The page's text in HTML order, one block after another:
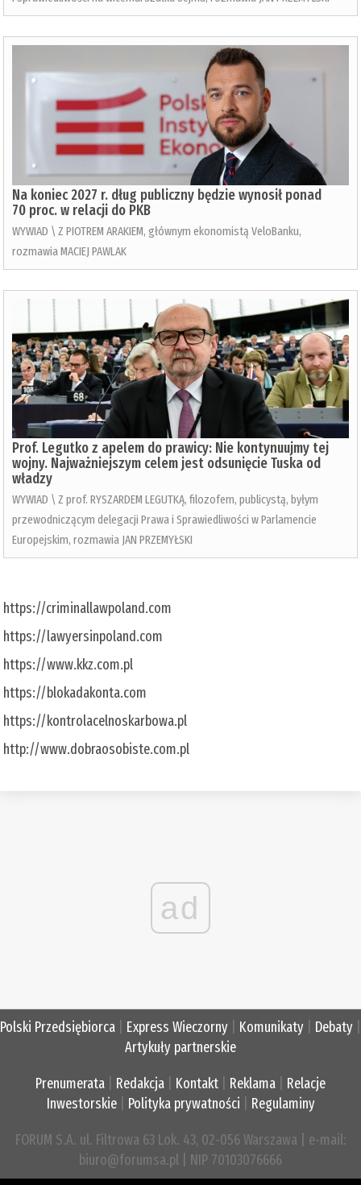
Na koniec 2027 r. dług publiczny będzie wynosił ponad
70 proc. w relacji do PKB
WYWIAD \ Z PIOTREM ARAKIEM, głównym ekonomistą VeloBanku,
rozmawia MACIEJ PAWLAK
Prof. Legutko z apelem do prawicy: Nie kontynuujmy tej
wojny. Najważniejszym celem jest odsunięcie Tuska od
władzy
WYWIAD \ Z prof. RYSZARDEM LEGUTKĄ, filozofem, publicystą, byłym
przewodniczącym delegacji Prawa i Sprawiedliwości w Parlamencie
Europejskim, rozmawia JAN PRZEMYŁSKI
https://criminallawpoland.com
https://lawyersinpoland.com
https://www.kkz.com.pl
https://blokadakonta.com
https://kontrolacelnoskarbowa.pl
http://www.dobraosobiste.com.pl
ad
Polski Przedsiębiorca Express Wieczorny Komunikaty Debaty
Artykuły partnerskie
Prenumerata Redakcja Kontakt Reklama
Relacje
Inwestorskie| Polityka prywatności Regulaminy
FORUM S.A. ul. Filtrowa 63 Lok. 43, 02-056 Warszawa | e-mail:
biuro@forumsa.pl | NIP 70103076666